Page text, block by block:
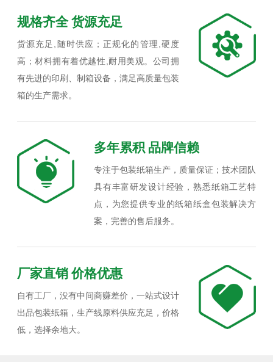
规格齐全 货源充足
货源充足,随时供应；正规化的管理,硬度
高；材料拥有着优越性,耐用美观。公司拥
有先进的印刷、制箱设备，满足高质量包装
箱的生产需求。
多年累积 品牌信赖
专注于包装纸箱生产，质量保证；技术团队
具有丰富研发设计经验，熟悉纸箱工艺特
点，为您提供专业的纸箱纸盒包装解决方
案，完善的售后服务。
厂家直销 价格优惠
自有工厂，没有中间商赚差价，一站式设计
出品包装纸箱，生产线原料供应充足，价格
低，选择余地大。